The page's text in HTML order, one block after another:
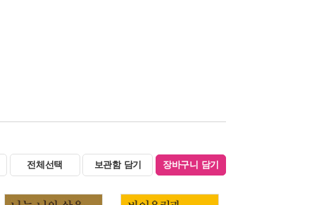
전체선택 보관함 담기 장바구니 담기